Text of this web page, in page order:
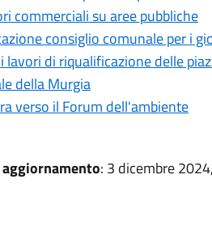
commerciali su aree pubbliche
consiglio comunale per i
lavori di riqualificazione delle
della Murgia
verso il Forum dell'ambiente
: 3 dicembre